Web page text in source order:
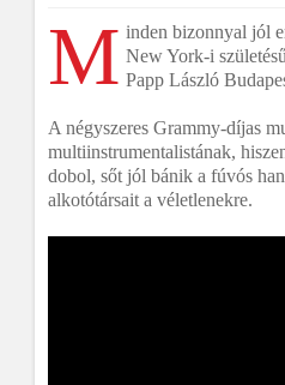
M inden bizonnyal jól
New York-i
Papp László
A négyszeres Grammy-díjas
multiinstrumentalistának,
dobol, sőt jól bánik a fúvós
alkotótársait a véletlenekre.